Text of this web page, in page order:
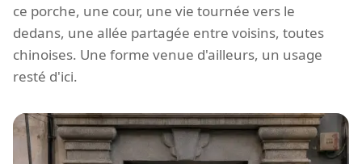
ce porche, une cour, une vie tournée vers le
dedans, une allée partagée entre voisins, toutes
chinoises. Une forme venue d'ailleurs, un usage
resté d'ici.